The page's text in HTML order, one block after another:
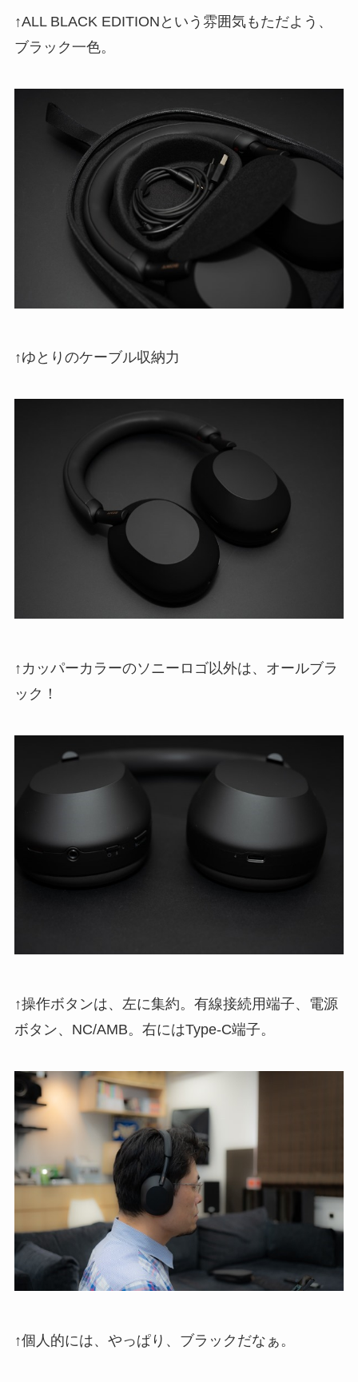
↑ALL BLACK EDITIONという雰囲気もただよう、
ブラック一色。
↑ゆとりのケーブル収納力
↑カッパーカラーのソニーロゴ以外は、オールブラ
ック！
↑操作ボタンは、左に集約。有線接続用端子、電源
ボタン、NC/AMB。右にはType-C端子。
↑個人的には、やっぱり、ブラックだなぁ。